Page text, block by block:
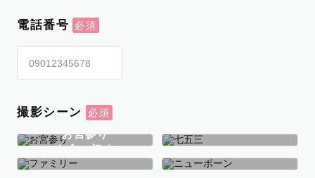
電話番号
撮影シーン
お宮参り
お食い初め
七五三